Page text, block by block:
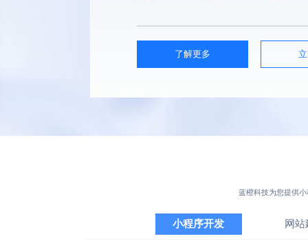
了解更多
蓝橙科技为您提供小
小程序开发 网